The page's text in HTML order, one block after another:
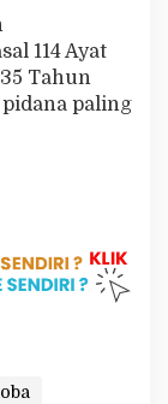
114 Ayat
35 Tahun
paling